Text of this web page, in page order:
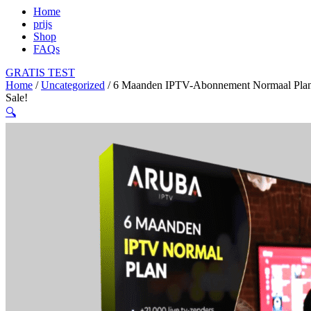
Home
prijs
Shop
FAQs
GRATIS TEST
Home /Uncategorized / 6 Maanden IPTV-Abonnement Normaal
Sale!
🔍